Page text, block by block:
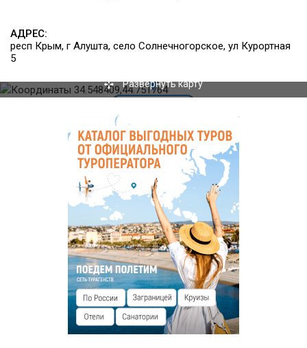
На территории имеется просторная кухня для общего
пользования (50 кв.м.), оборудованная всем необходимым
инвентарем. Имеется мангальная площадка, где гости
воздухе.
которого открывается завораживающий вид на гору Аю-
даг и уютная кофейня с широким выбором десертов и
прохладительных напитков. За отдельную плату возможно
обеспечение завтраками или трёхразовым комплексным
Инфраструктура
К услугам гостей парковка, Wi-Fi, пляж, терраса, шатры,
беседки с мангалами, настольньй теннис, мини-гольф,
шахматные столы, настольные игры, комфортная зона
отдыха с гамаками и детская площадка.
АДРЕС:
респ Крым, г Алушта, село Солнечногорское, ул Курортная
5
Развернуть карту